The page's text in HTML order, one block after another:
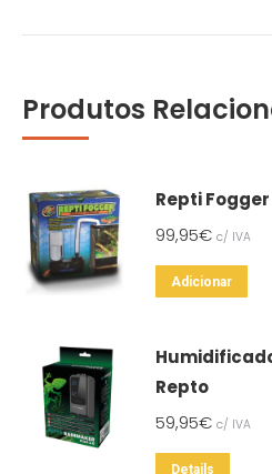
Produtos
Repti
99,95€ c/ IVA
Adicionar
Repto
59,95€ c/ IVA
Details